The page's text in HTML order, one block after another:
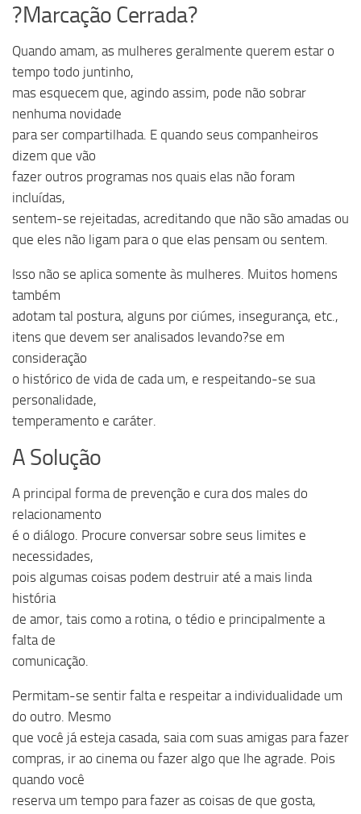
?Marcação Cerrada?
Quando amam, as mulheres geralmente querem estar o
tempo todo juntinho,
mas esquecem que, agindo assim, pode não sobrar
nenhuma novidade
para ser compartilhada. E quando seus companheiros
dizem que vão
fazer outros programas nos quais elas não foram
incluídas,
sentem-se rejeitadas, acreditando que não são amadas ou
que eles não ligam para o que elas pensam ou sentem.
Isso não se aplica somente às mulheres. Muitos homens
também
adotam tal postura, alguns por ciúmes, insegurança, etc.,
itens que devem ser analisados levando?se em
consideração
o histórico de vida de cada um, e respeitando-se sua
personalidade,
temperamento e caráter.
A Solução
A principal forma de prevenção e cura dos males do
relacionamento
é o diálogo. Procure conversar sobre seus limites e
necessidades,
pois algumas coisas podem destruir até a mais linda
história
de amor, tais como a rotina, o tédio e principalmente a
falta de
comunicação.
Permitam-se sentir falta e respeitar a individualidade um
do outro. Mesmo
que você já esteja casada, saia com suas amigas para fazer
compras, ir ao cinema ou fazer algo que lhe agrade. Pois
quando você
reserva um tempo para fazer as coisas de que gosta,